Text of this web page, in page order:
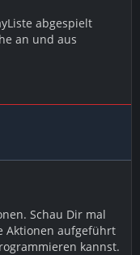
abgespielt
an und aus
Schau Dir mal
Aktionen aufgeführt
kannst.